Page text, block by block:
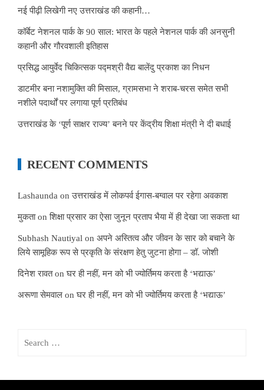
नई पीढ़ी लिखेगी नए उत्तराखंड की कहानी…
कॉर्बेट नेशनल पार्क के 90 साल: भारत के पहले नेशनल पार्क की अनसुनी
कहानी और गौरवशाली इतिहास
प्रसिद्ध आयुर्वेद चिकित्सक पद्मश्री वैद्य बालेंदु प्रकाश का निधन
डाटमीर बना नशामुक्ति की मिसाल, ग्रामसभा ने शराब-चरस समेत सभी
नशीले पदार्थों पर लगाया पूर्ण प्रतिबंध
उत्तराखंड के ‘पूर्ण साक्षर राज्य’ बनने पर केंद्रीय शिक्षा मंत्री ने दी बधाई
RECENT COMMENTS
Lashaunda onउत्तराखंड में लोकपर्व ईगास-बग्वाल पर रहेगा अवकाश
मुकताonशिक्षा प्रसार का ऐसा जुनून प्रताप भैया में ही देखा जा सकता था
Subhash Nautiyal on अपने अस्तित्व और जीवन के सार को बचाने के
लिये सामूहिक रूप से प्रकृति के संरक्षण हेतु जुटना होगा – डॉ. जोशी
दिनेश रावतonघर ही नहीं, मन को भी ज्योर्तिमय करता है ‘भद्याऊ’
अरूणा सेमवाल onघर ही नहीं, मन को भी ज्योर्तिमय करता है ‘भद्याऊ’